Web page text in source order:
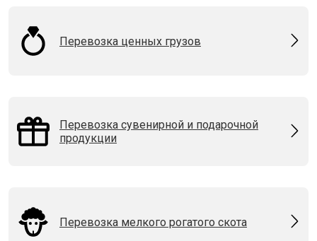
Перевозка ценных грузов
Перевозка сувенирной и подарочной
продукции
Перевозка мелкого рогатого скота